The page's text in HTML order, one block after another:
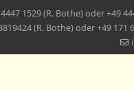
1529 (R. Bothe) oder +49
(R. Bothe) oder +49 171